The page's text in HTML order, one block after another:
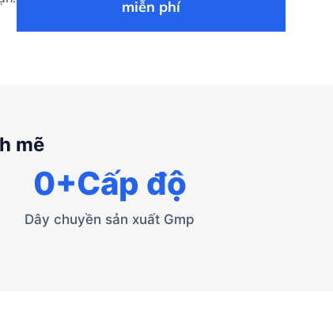
miễn phí
mẽ
Dây chuyền sản xuất Gmp
0+Cấp độ